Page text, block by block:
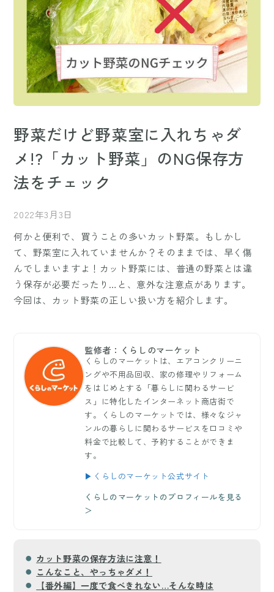
野菜だけど野菜室に入れちゃダ
メ!?「カット野菜」のNG保存方
法をチェック
2022年3月3日
何かと便利で、買うことの多いカット野菜。もしかし
て、野菜室に入れていませんか？そのままでは、早く傷
んでしまいますよ！カット野菜には、普通の野菜とは違
う保存が必要だったり…と、意外な注意点があります。
今回は、カット野菜の正しい扱い方を紹介します。
監修者：くらしのマーケット
くらしのマーケットは、エアコンクリーニ
ングや不用品回収、家の修理やリフォーム
をはじめとする「暮らしに関わるサービ
ス」に特化したインターネット商店街で
す。くらしのマーケットでは、様々なジャ
ンルの暮らしに関わるサービスを口コミや
料金で比較して、予約することができま
す。
▶くらしのマーケット公式サイト
くらしのマーケットのプロフィールを見る
＞
カット野菜の保存方法に注意！
こんなこと、やっちゃダメ！
【番外編】一度で食べきれない…そんな時は